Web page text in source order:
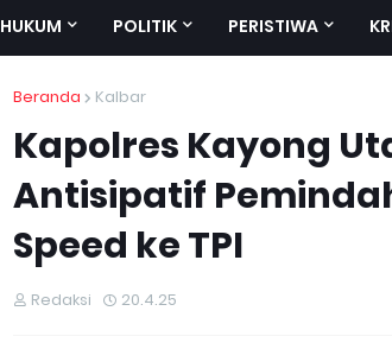
HUKUM POLITIK PERISTIWA
Beranda Kalbar
Kapolres Kayong
Antisipatif
Speed ke TPI
Redaksi 20.4.25